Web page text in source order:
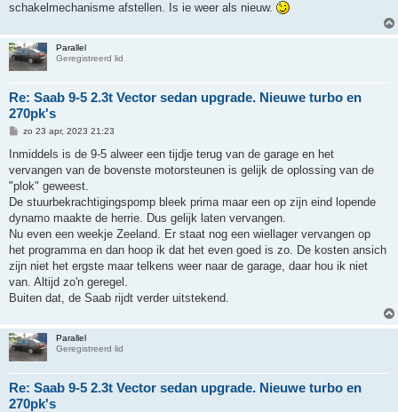
schakelmechanisme afstellen. Is ie weer als nieuw.
Parallel
Geregistreerd lid
Re: Saab 9-5 2.3t Vector sedan upgrade. Nieuwe turbo en
270pk's
B
r
c
h
zo 23 apr, 2023 21:23
Inmiddels is de 9-5 alweer een tijdje terug van de garage en het
vervangen van de bovenste motorsteunen is gelijk de oplossing van de
"plok" geweest.
De stuurbekrachtigingspomp bleek prima maar een op zijn eind lopende
dynamo maakte de herrie. Dus gelijk laten vervangen.
Nu even een weekje Zeeland. Er staat nog een wiellager vervangen op
het programma en dan hoop ik dat het even goed is zo. De kosten ansich
zijn niet het ergste maar telkens weer naar de garage, daar hou ik niet
van. Altijd zo'n geregel.
Buiten dat, de Saab rijdt verder uitstekend.
Parallel
Geregistreerd lid
Re: Saab 9-5 2.3t Vector sedan upgrade. Nieuwe turbo en
270pk's